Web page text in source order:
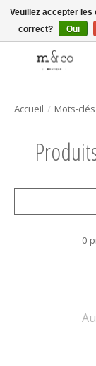
Livraison gratuite
Accueil / Mots-clés
0
Veuillez accepter
correct?
Oui